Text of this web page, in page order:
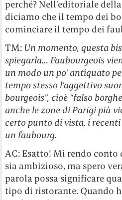
perché? Nell’editoriale
diciamo che il tempo dei
cominciare il tempo dei
TM: Un momento, questa
spiegarla… Faubourgeois
un modo un po’ antiquato
tempo stesso l’aggettivo
bourgeois”, cioè “falso
anche le zone di Parigi più
certo punto di vista, i
un faubourg.
AC: Esatto! Mi rendo conto
sia ambizioso, ma spero
parola possa significare
tipo di ristorante. Quando